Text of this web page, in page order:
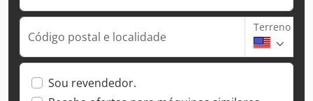
Código postal e localidade
Terreno
Sou revendedor.